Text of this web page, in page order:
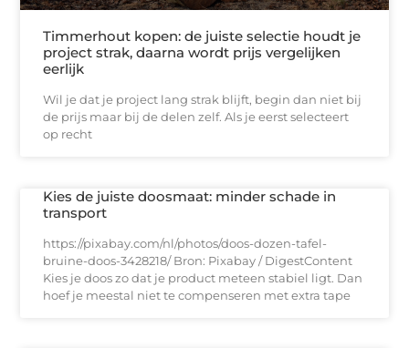
Timmerhout kopen: de juiste selectie houdt je
project strak, daarna wordt prijs vergelijken
eerlijk
Wil je dat je project lang strak blijft, begin dan niet bij
de prijs maar bij de delen zelf. Als je eerst selecteert
op recht
Kies de juiste doosmaat: minder schade in
transport
https://pixabay.com/nl/photos/doos-dozen-tafel-
bruine-doos-3428218/ Bron: Pixabay / DigestContent
Kies je doos zo dat je product meteen stabiel ligt. Dan
hoef je meestal niet te compenseren met extra tape